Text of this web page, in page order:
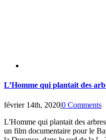
L’Homme qui plantait des
février 14th, 2020|0 Comments
L'Homme qui plantait des
un film documentaire pour le